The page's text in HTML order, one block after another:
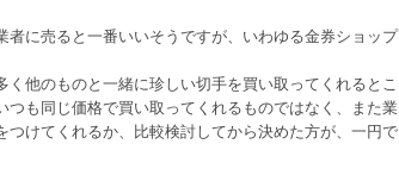
に売ると一番いいそうですが、いわゆる金券ショップ
他のものと一緒に珍しい切手を買い取ってくれるとこ
も同じ価格で買い取ってくれるものではなく、また業
けてくれるか、比較検討してから決めた方が、一円で